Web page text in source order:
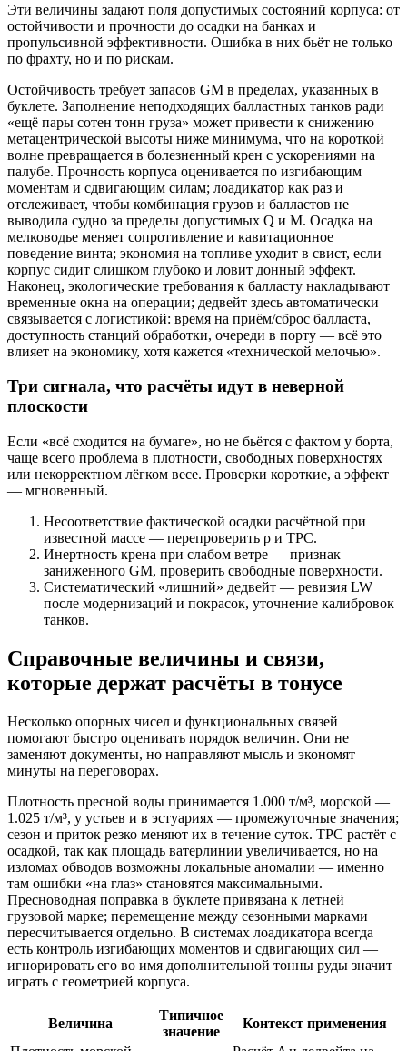
Эти величины задают поля допустимых состояний корпуса: от
остойчивости и прочности до осадки на банках и
пропульсивной эффективности. Ошибка в них бьёт не только
по фрахту, но и по рискам.
Остойчивость требует запасов GM в пределах, указанных в
буклете. Заполнение неподходящих балластных танков ради
«ещё пары сотен тонн груза» может привести к снижению
метацентрической высоты ниже минимума, что на короткой
волне превращается в болезненный крен с ускорениями на
палубе. Прочность корпуса оценивается по изгибающим
моментам и сдвигающим силам; лоадикатор как раз и
отслеживает, чтобы комбинация грузов и балластов не
выводила судно за пределы допустимых Q и M. Осадка на
мелководье меняет сопротивление и кавитационное
поведение винта; экономия на топливе уходит в свист, если
корпус сидит слишком глубоко и ловит донный эффект.
Наконец, экологические требования к балласту накладывают
временные окна на операции; дедвейт здесь автоматически
связывается с логистикой: время на приём/сброс балласта,
доступность станций обработки, очереди в порту — всё это
влияет на экономику, хотя кажется «технической мелочью».
Три сигнала, что расчёты идут в неверной
плоскости
Если «всё сходится на бумаге», но не бьётся с фактом у борта,
чаще всего проблема в плотности, свободных поверхностях
или некорректном лёгком весе. Проверки короткие, а эффект
— мгновенный.
Несоответствие фактической осадки расчётной при
известной массе — перепроверить ρ и TPC.
Инертность крена при слабом ветре — признак
заниженного GM, проверить свободные поверхности.
Систематический «лишний» дедвейт — ревизия LW
после модернизаций и покрасок, уточнение калибровок
танков.
Справочные величины и связи,
которые держат расчёты в тонусе
Несколько опорных чисел и функциональных связей
помогают быстро оценивать порядок величин. Они не
заменяют документы, но направляют мысль и экономят
минуты на переговорах.
Плотность пресной воды принимается 1.000 т/м³, морской —
1.025 т/м³, у устьев и в эстуариях — промежуточные значения;
сезон и приток резко меняют их в течение суток. TPC растёт с
осадкой, так как площадь ватерлинии увеличивается, но на
изломах обводов возможны локальные аномалии — именно
там ошибки «на глаз» становятся максимальными.
Пресноводная поправка в буклете привязана к летней
грузовой марке; перемещение между сезонными марками
пересчитывается отдельно. В системах лоадикатора всегда
есть контроль изгибающих моментов и сдвигающих сил —
игнорировать его во имя дополнительной тонны руды значит
играть с геометрией корпуса.
Величина
Типичное
значение
Контекст применения